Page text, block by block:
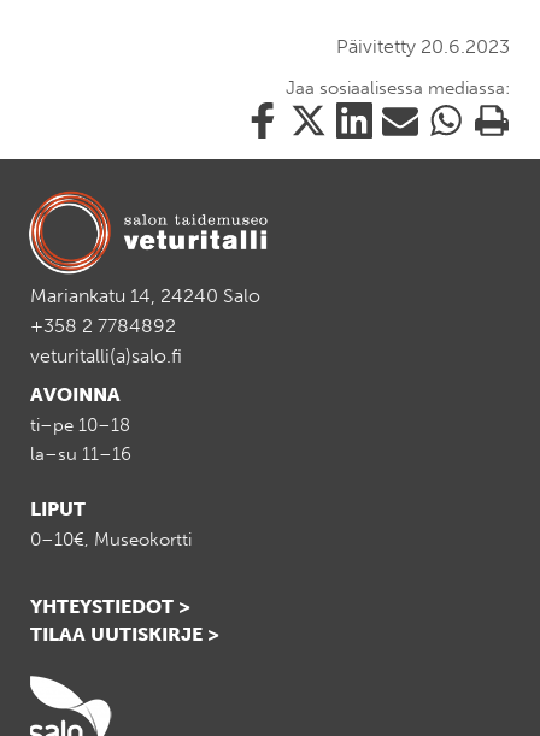
Päivitetty 20.6.2023
Jaa sosiaalisessa mediassa:
Jaa
tämä
Jaa
Jaa
tämä
Jaa
Jaa
Tulosta
Mariankatu 14, 24240 Salo
+358 2 7784892
veturitalli(a)salo.fi
AVOINNA
ti–pe 10–18
la–su 11–16
LIPUT
0–10€, Museokortti
YHTEYSTIEDOT >
TILAA UUTISKIRJE >